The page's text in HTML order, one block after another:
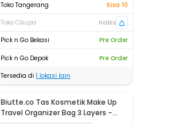
Toko Tangerang
Sisa 10
Toko Cikupa
Habis
Pick n Go Bekasi
Pre Order
Pick n Go Depok
Pre Order
Tersedia di 1 lokasi lain
Biutte.co Tas Kosmetik Make Up
Travel Organizer Bag 3 Layers -